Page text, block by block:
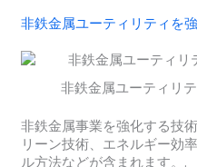
非鉄金属ユーティリティを
非鉄金属ユーティリ
非鉄金属事業を強化する技
リーン技術、エネルギー効
ル方法などが含まれます。.